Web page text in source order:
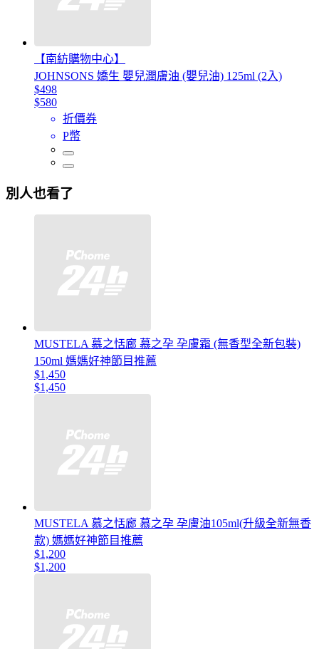
【南紡購物中心】
JOHNSONS 嬌生 嬰兒潤膚油 (嬰兒油) 125ml (2入)
$498
$580
折價券
P幣
別人也看了
MUSTELA 慕之恬廊 慕之孕 孕膚霜 (無香型全新包裝)
150ml 媽媽好神節目推薦
$1,450
$1,450
MUSTELA 慕之恬廊 慕之孕 孕膚油105ml(升級全新無香
款) 媽媽好神節目推薦
$1,200
$1,200